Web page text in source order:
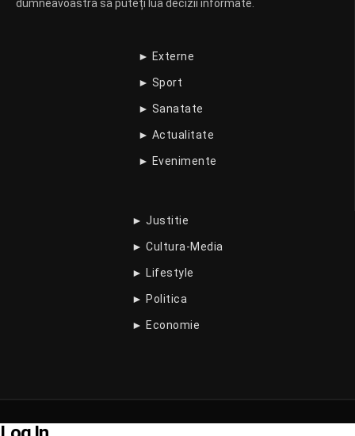
dumneavoastră să puteți lua decizii informate.
► Externe
► Sport
► Sanatate
► Actualitate
► Evenimente
► Justitie
► Cultura-Media
► Lifestyle
► Politica
► Economie